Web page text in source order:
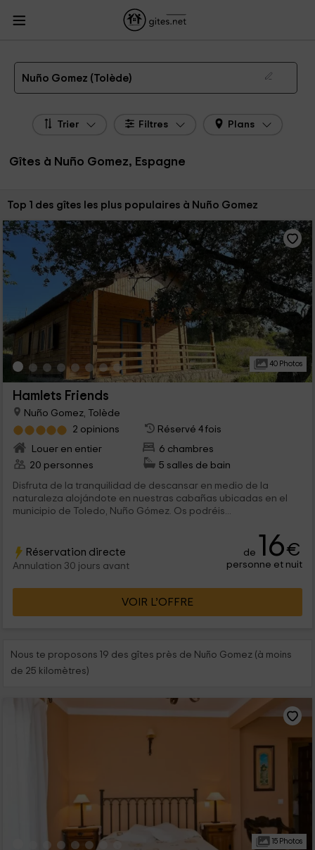
Gites Castille-La Manche
Gomez
Nuño Gomez (Tolède)
Trier Filtres Plans
Gîtes à Nuño Gomez, Espagne
Trier par:
Top 1 des gîtes les plus populaires à Nuño Gomez
40 Photos
Hamlets Friends
Nuño Gomez, Tolède
2 opinions
Réservé 4 fois
Louer en entier
6 chambres
20 personnes
5 salles de bain
Disfruta de la tranquilidad de descansar en medio de la
naturaleza alojándote en nuestras cabañas ubicadas en el
municipio de Toledo, Nuño Gómez. Os podréis...
Réservation directe
Annulation 30 jours avant
de 16€
personne et nuit
VOIR L’OFFRE
Nous te proposons 19 des gîtes près de Nuño Gomez (à moins
de 25 kilomètres)
15 Photos